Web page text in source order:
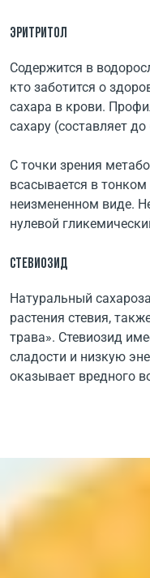
ЭРИТРИТОЛ
Содержится в
кто заботится о
сахара в крови.
сахару (составляет
С точки зрения
всасывается в
неизмененном виде.
нулевой
СТЕВИОЗИД
Натуральный
растения стевия,
трава». Стевиозид
сладости и низкую
оказывает вредного